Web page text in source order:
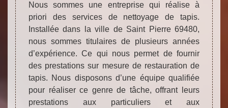
Nous sommes une entreprise qui réalise à
priori des services de nettoyage de tapis.
Installée dans la ville de Saint Pierre 69480,
nous sommes titulaires de plusieurs années
d’expérience. Ce qui nous permet de fournir
des prestations sur mesure de restauration de
tapis. Nous disposons d’une équipe qualifiée
pour réaliser ce genre de tâche, offrant leurs
prestations aux particuliers et aux